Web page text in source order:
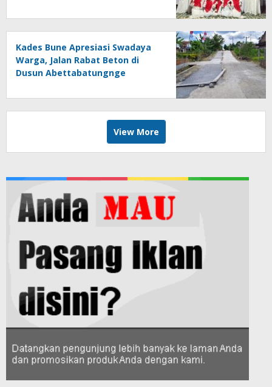
Kades Bune Apresiasi Swadaya
Warga, Jalan Rabat Beton di
Dusun Abettabatungnge
View More